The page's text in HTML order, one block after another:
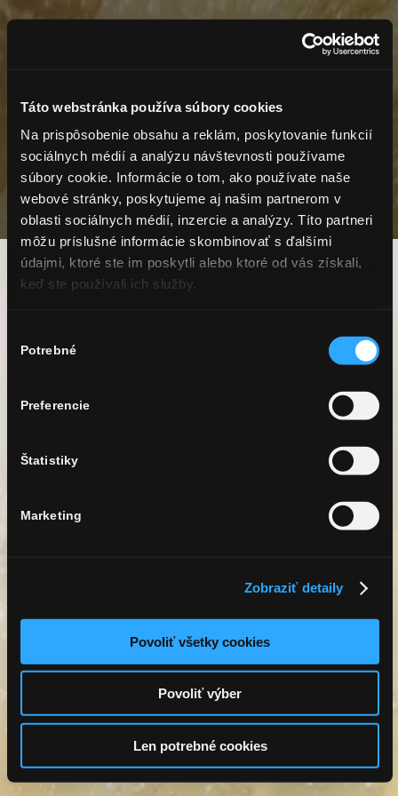
Táto webstránka používa súbory cookies
Na prispôsobenie obsahu a reklám, poskytovanie funkcií
sociálnych médií a analýzu návštevnosti používame
súbory cookie. Informácie o tom, ako používate naše
webové stránky, poskytujeme aj našim partnerom v
oblasti sociálnych médií, inzercie a analýzy. Títo partneri
môžu príslušné informácie skombinovať s ďalšími
údajmi, ktoré ste im poskytli alebo ktoré od vás získali,
keď ste používali ich služby.
súhlasu
Potrebné
Preferencie
Štatistiky
Marketing
Zobraziť detaily
Povoliť všetky cookies
Povoliť výber
Len potrebné cookies
SO SEKTOM HUBERT SI
PRIPÍJAME LEN
S OSOBAMI STARŠÍMI AKO 18
ROKOV
Súhlasím s pravidlami používania aplikácie